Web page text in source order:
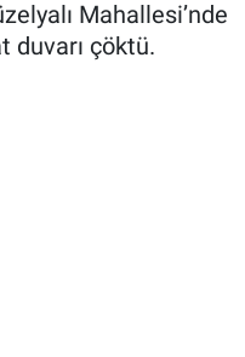
Mahallesi’nde
duvarı çöktü.